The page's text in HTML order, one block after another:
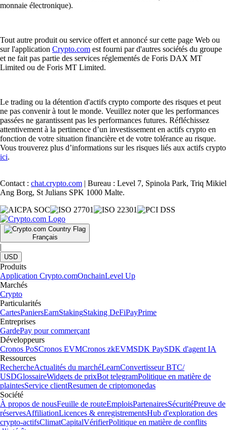
monnaie électronique).
Tout autre produit ou service offert et annoncé sur cette page Web ou
sur l'application Crypto.com est fourni par d'autres sociétés du groupe
et ne fait pas partie des services réglementés de Foris DAX MT
Limited ou de Foris MT Limited.
Le trading ou la détention d'actifs crypto comporte des risques et peut
ne pas convenir à tout le monde. Veuillez noter que les performances
passées ne garantissent pas les performances futures. Réfléchissez
attentivement à la pertinence d’un investissement en actifs crypto en
fonction de votre situation financière et de votre tolérance au risque.
Vous trouverez plus d’informations sur les risques liés aux actifs crypto
ici.
Contact : chat.crypto.com | Bureau : Level 7, Spinola Park, Triq Mikiel
Ang Borg, St Julians SPK 1000 Malte.
Français
|
USD
Produits
Application Crypto.comOnchainLevel Up
Marchés
Crypto
Particularités
CartesPaniersEarnStakingStaking DeFiPayPrime
Entreprises
GardePay pour commerçant
Développeurs
Cronos PoSCronos EVMCronos zkEVMSDK PaySDK d'agent IA
Ressources
RechercheActualités du marchéLearnConvertisseur BTC/
USDGlossaireWidgets de prixBot telegramPolitique en matière de
plaintesService clientResumen de criptomonedas
Société
À propos de nousFeuille de routeEmploisPartenairesSécuritéPreuve de
réservesAffiliationLicences & enregistrementsHub d'exploration des
crypto-actifsClimatCapitalVérifierPolitique en matière de conflits